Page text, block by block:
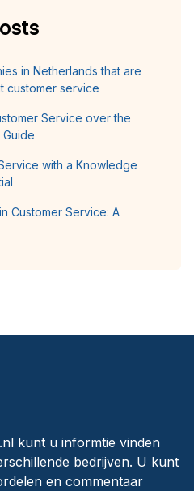
in Netherlands that are
customer service
Service over the
with a Knowledge
Customer Service: A
kunt u informtie vinden
bedrijven. U kunt
en commentaar